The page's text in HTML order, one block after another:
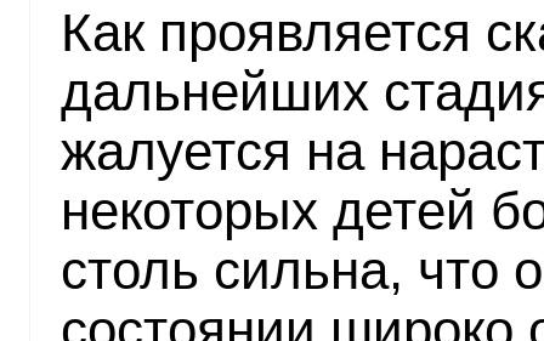
Как проявляется
дальнейших
жалуется на
некоторых детей
столь сильна, что